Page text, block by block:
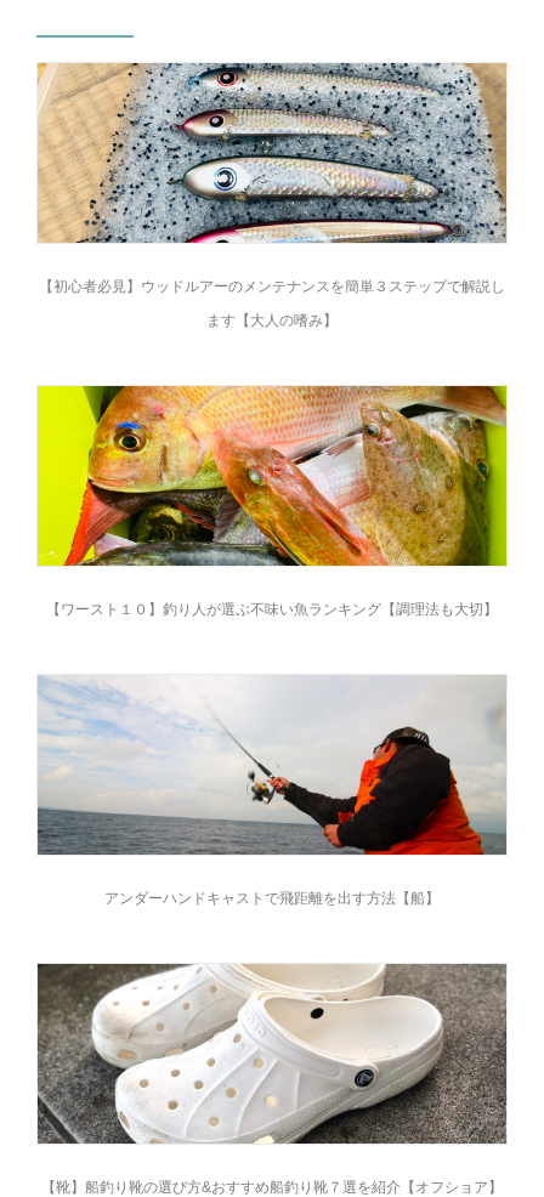
【初心者必見】ウッドルアーのメンテナンスを簡単３ステップで解説し
ます【大人の嗜み】
【ワースト１０】釣り人が選ぶ不味い魚ランキング【調理法も大切】
アンダーハンドキャストで飛距離を出す方法【船】
【靴】船釣り靴の選び方&おすすめ船釣り靴７選を紹介【オフショア】